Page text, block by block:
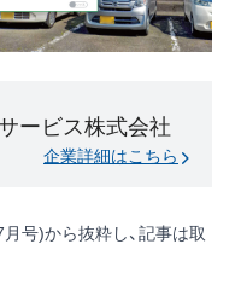
ービス株式会社
企業詳細はこちら
号)から抜粋し、記事は取